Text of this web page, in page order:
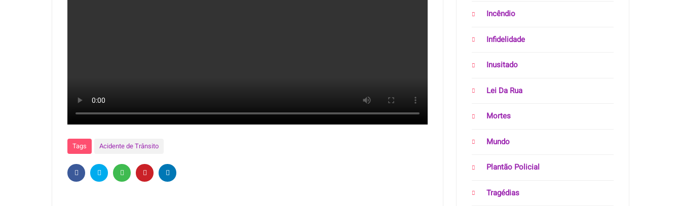
Tags Acidente de Trânsito
Incêndio
Infidelidade
Inusitado
Lei Da Rua
Mortes
Mundo
Plantão Policial
Tragédias